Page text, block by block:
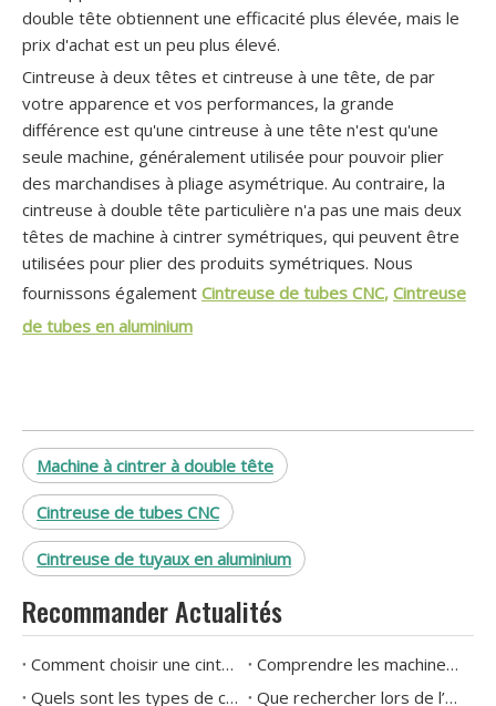
double tête obtiennent une efficacité plus élevée, mais le
prix d'achat est un peu plus élevé.
Cintreuse à deux têtes et cintreuse à une tête, de par
votre apparence et vos performances, la grande
différence est qu'une cintreuse à une tête n'est qu'une
seule machine, généralement utilisée pour pouvoir plier
des marchandises à pliage asymétrique. Au contraire, la
cintreuse à double tête particulière n'a pas une mais deux
têtes de machine à cintrer symétriques, qui peuvent être
utilisées pour plier des produits symétriques. Nous
fournissons également Cintreuse de tubes CNC, Cintreuse
de tubes en aluminium
Machine à cintrer à double tête
Cintreuse de tubes CNC
Cintreuse de tuyaux en aluminium
Recommander Actualités
Comment choisir une cintreuse de tuyaux hydraulique ?
Comprendre les machines à cintrer les tuyaux : explication des types et des applications
Quels sont les types de cintreuses de tuyaux disponibles aujourd'hui
Que rechercher lors de l’achat d’une cintreuse de tuyaux